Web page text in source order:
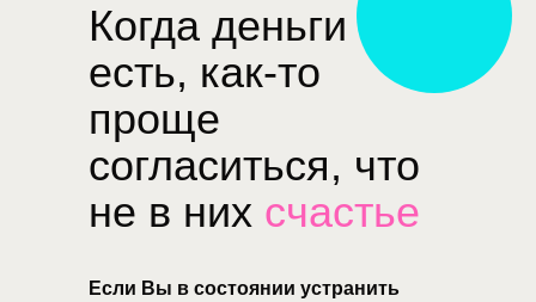
Когда деньги
есть, как-то
проще
согласиться, что
не в них счастье
Если Вы в состоянии устранить